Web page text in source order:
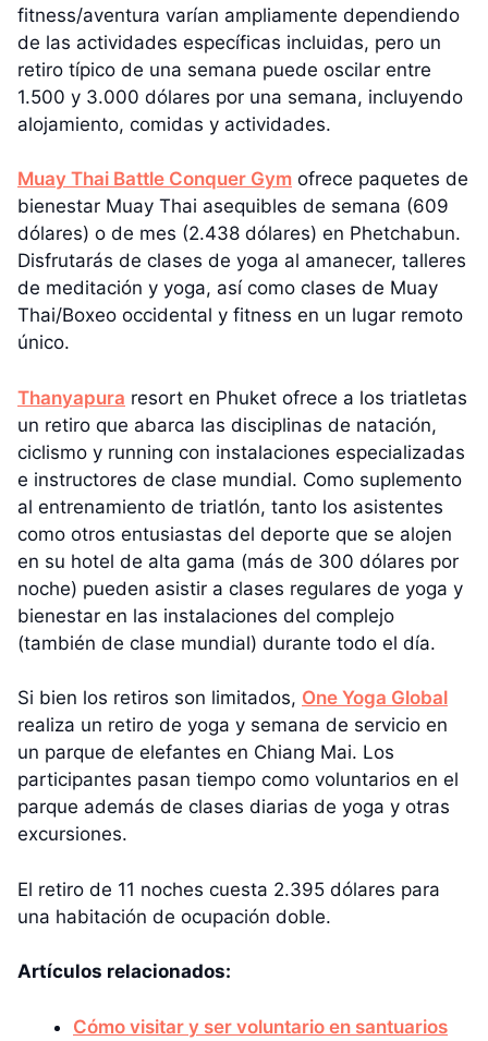
fitness/aventura varían ampliamente dependiendo
de las actividades específicas incluidas, pero un
retiro típico de una semana puede oscilar entre
1.500 y 3.000 dólares por una semana, incluyendo
alojamiento, comidas y actividades.
Muay Thai Battle Conquer Gym ofrece paquetes de
bienestar Muay Thai asequibles de semana (609
dólares) o de mes (2.438 dólares) en Phetchabun.
Disfrutarás de clases de yoga al amanecer, talleres
de meditación y yoga, así como clases de Muay
Thai/Boxeo occidental y fitness en un lugar remoto
único.
Thanyapura resort en Phuket ofrece a los triatletas
un retiro que abarca las disciplinas de natación,
ciclismo y running con instalaciones especializadas
e instructores de clase mundial. Como suplemento
al entrenamiento de triatlón, tanto los asistentes
como otros entusiastas del deporte que se alojen
en su hotel de alta gama (más de 300 dólares por
noche) pueden asistir a clases regulares de yoga y
bienestar en las instalaciones del complejo
(también de clase mundial) durante todo el día.
Si bien los retiros son limitados, One Yoga Global
realiza un retiro de yoga y semana de servicio en
un parque de elefantes en Chiang Mai. Los
participantes pasan tiempo como voluntarios en el
parque además de clases diarias de yoga y otras
excursiones.
El retiro de 11 noches cuesta 2.395 dólares para
una habitación de ocupación doble.
Artículos relacionados:
Cómo visitar y ser voluntario en santuarios